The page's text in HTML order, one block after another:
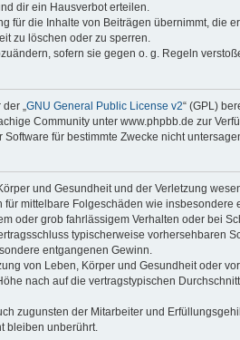
dir ein Hausverbot erteilen.
für die Inhalte von Beiträgen übernimmt, die
zu löschen oder zu sperren.
sofern sie gegen o. g. Regeln
„ GNU General Public License v2“ (GPL)
Community unter www.phpbb.de zur
für bestimmte Zwecke nicht
und Gesundheit und der Verletzung
mittelbare Folgeschäden wie insbesondere
oder grob fahrlässigem Verhalten oder bei
typischerweise vorhersehbaren
entgangenen Gewinn.
von Leben, Körper und Gesundheit oder
nach auf die vertragstypischen
zugunsten der Mitarbeiter und
bleiben unberührt.